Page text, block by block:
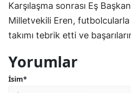
Karşılaşma sonrası Eş
Milletvekili Eren,
takımı tebrik etti ve
Yorumlar
İsim*